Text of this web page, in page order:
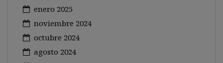
enero 2025
noviembre 2024
octubre 2024
agosto 2024